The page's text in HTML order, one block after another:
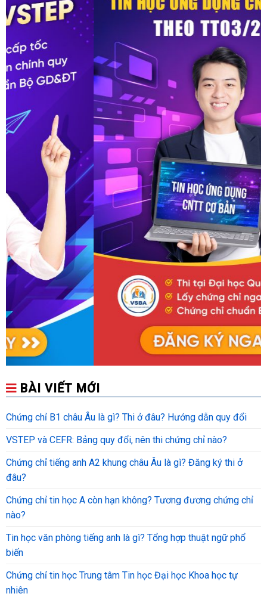
BÀI VIẾT MỚI
Chứng chỉ B1 châu Âu là gì? Thi ở đâu? Hướng dẫn quy đổi
VSTEP và CEFR: Bảng quy đổi, nên thi chứng chỉ nào?
Chứng chỉ tiếng anh A2 khung châu Âu là gì? Đăng ký thi ở
đâu?
Chứng chỉ tin học A còn hạn không? Tương đương chứng chỉ
nào?
Tin học văn phòng tiếng anh là gì? Tổng hợp thuật ngữ phổ
biến
Chứng chỉ tin học Trung tâm Tin học Đại học Khoa học tự
nhiên